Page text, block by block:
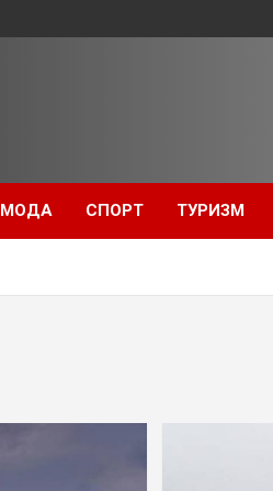
МОДА СПОРТ ТУРИЗМ